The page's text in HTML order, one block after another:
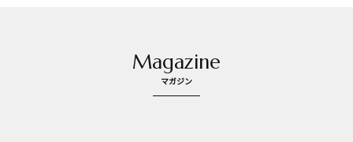
Magazine
マガジン